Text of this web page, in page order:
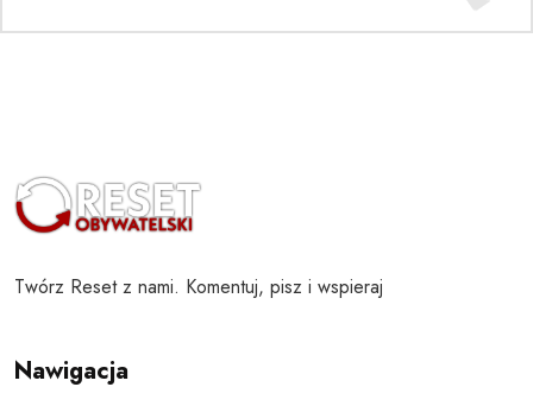
Twórz Reset z nami. Komentuj, pisz i wspieraj
Nawigacja